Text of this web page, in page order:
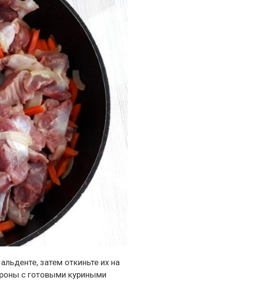
затем откиньте их на
с готовыми куриными